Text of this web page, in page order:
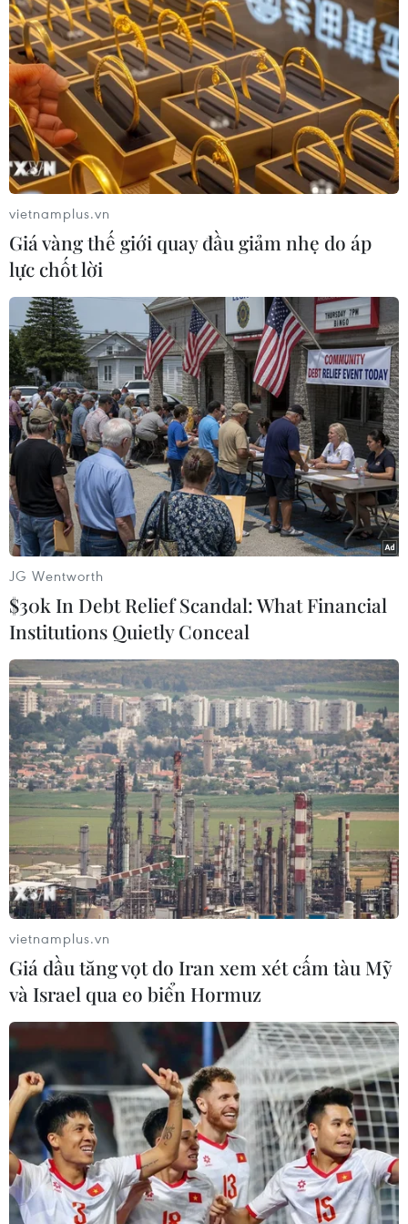
Fitch hạ dự báo tăng trưởng kinh tế Hàn
Quốc năm 2020 xuống -0,2%
03/04/2020 04:43
Fitch cũng dự báo kinh tế Hàn Quốc sẽ đạt mức tăng
trưởng -3% trong quý 1 và trong cả quý 2 năm nay.
Hàn Quốc: Xuất khẩu hàng hóa chống dịch
COVID-19 tăng mạnh
05/04/2020 11:53
Kim ngạch xuất khẩu nước rửa tay của Hàn Quốc đã
tăng 7 lần trong khi xuất khẩu bộ dụng cụ xét nghiệm
COVID-19 và một số sản phẩm xét nghiệm khác cũng
tăng gấp hơn 2 lần.
vietnamplus.vn
Giá vàng thế giới quay đầu giảm nhẹ do áp
lực chốt lời
JG Wentworth
$30k In Debt Relief Scandal: What Financial
Institutions Quietly Conceal
vietnamplus.vn
Giá dầu tăng vọt do Iran xem xét cấm tàu Mỹ
và Israel qua eo biển Hormuz